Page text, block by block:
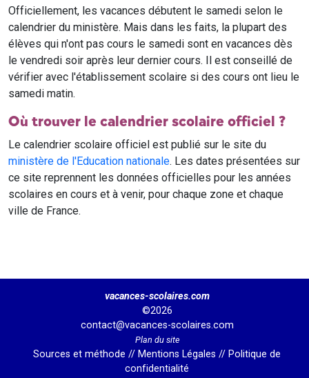
Officiellement, les vacances débutent le samedi selon le
calendrier du ministère. Mais dans les faits, la plupart des
élèves qui n'ont pas cours le samedi sont en vacances dès
le vendredi soir après leur dernier cours. Il est conseillé de
vérifier avec l'établissement scolaire si des cours ont lieu le
samedi matin.
Où trouver le calendrier scolaire officiel ?
Le calendrier scolaire officiel est publié sur le site du
ministère de l'Education nationale. Les dates présentées sur
ce site reprennent les données officielles pour les années
scolaires en cours et à venir, pour chaque zone et chaque
ville de France.
vacances-scolaires.com
©2026
contact@vacances-scolaires.com
Plan du site
Sources et méthode // Mentions Légales // Politique de
confidentialité